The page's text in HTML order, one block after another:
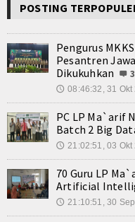
Cerita Pendek
Internasional
Olahraga
Kesehatan
Sekilas Data Sekolah
Miso Farma
POSTING
Pengurus
Pesantren
Dikukuhkan
3
🕔 08:46:32, 31 Okt
PC LP Ma`arif
Batch 2 Big
🕔 21:02:51, 03 Okt
70 Guru LP
Artificial
🕔 21:10:51, 30